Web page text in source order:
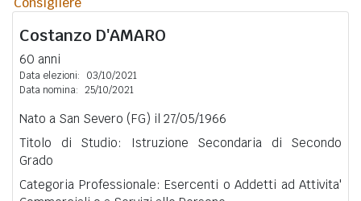
Costanzo D'AMARO
60 anni
Data elezioni:
03/10/2021
Data nomina: 25/10/2021
Nato a San Severo (FG) il 27/05/1966
Titolo di Studio: Istruzione Secondaria di Secondo
Grado
Categoria Professionale: Esercenti o Addetti ad Attivita'